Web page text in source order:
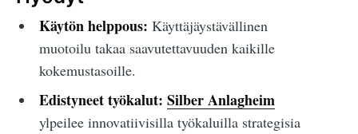
Käytön helppous: Käyttäjäystävällinen
muotoilu takaa saavutettavuuden kaikille
kokemustasoille.
Edistyneet työkalut: Silber Anlagheim
ylpeilee innovatiivisilla työkaluilla strategisia